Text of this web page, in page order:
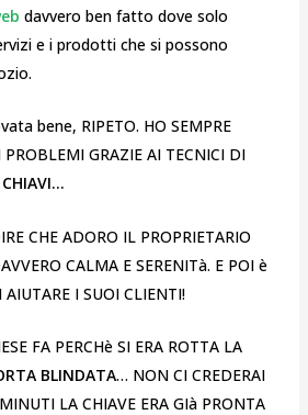
davvero ben fatto dove solo
e i prodotti che si possono
bene, RIPETO. HO SEMPRE
GRAZIE AI TECNICI DI
CHE ADORO IL PROPRIETARIO
CALMA E SERENITà. E POI è
I SUOI CLIENTI!
FA PERCHè SI ERA ROTTA LA
BLINDATA… NON CI CREDERAI
LA CHIAVE ERA GIà PRONTA